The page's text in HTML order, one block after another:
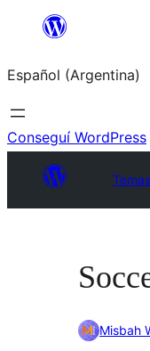
Saltar
contenido
Español (Argentina)
Conseguí WordPress
Misbah